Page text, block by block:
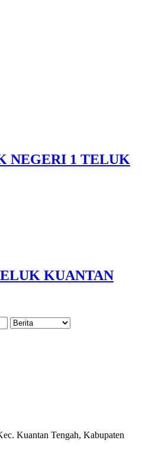
NEGERI 1 TELUK
KUANTAN
Kuantan Tengah, Kabupaten